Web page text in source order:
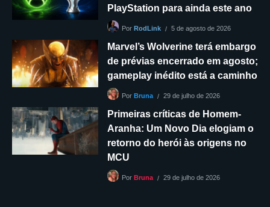
PlayStation para ainda este ano
Por RodLink 5 de agosto de 2026
Marvel’s Wolverine terá embargo
de prévias encerrado em agosto;
gameplay inédito está a caminho
Por Bruna 29 de julho de 2026
Primeiras críticas de Homem-
Aranha: Um Novo Dia elogiam o
retorno do herói às origens no
MCU
Por Bruna 29 de julho de 2026